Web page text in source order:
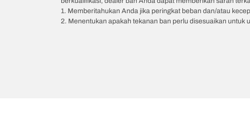
1. Memberitahukan Anda jika peringkat beban dan/atau
2. Menentukan apakah tekanan ban perlu disesuaikan untuk